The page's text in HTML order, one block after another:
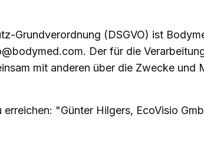
Grundverordnung (DSGVO) ist
Der für die
mit anderen über die Zwecke und
"Günter Hilgers, EcoVisio